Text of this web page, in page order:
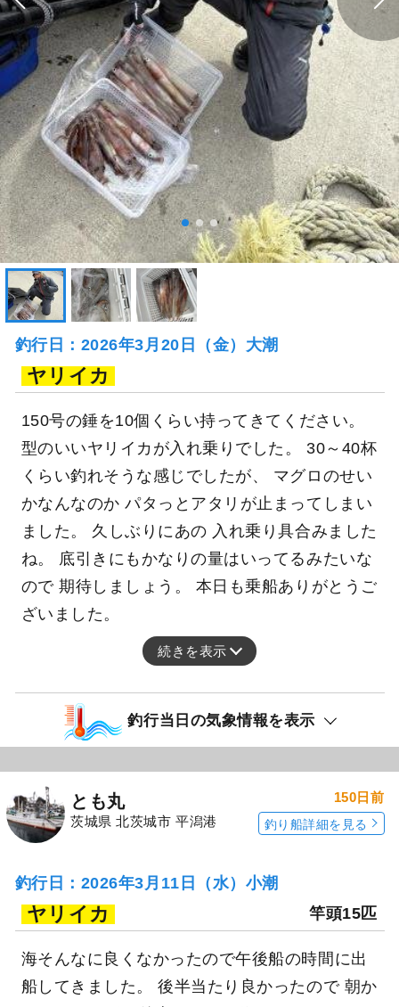
釣行日：2026年3月20日（金）大潮
ヤリイカ
150号の錘を10個くらい持ってきてください。
型のいいヤリイカが入れ乗りでした。 30～40杯
くらい釣れそうな感じでしたが、 マグロのせい
かなんなのか パタっとアタリが止まってしまい
ました。 久しぶりにあの 入れ乗り具合みました
ね。 底引きにもかなりの量はいってるみたいな
ので 期待しましょう。 本日も乗船ありがとうご
ざいました。
続きを表示
釣行当日の気象情報を表示
とも丸
茨城県 北茨城市 平潟港
150日前
釣り船詳細を見る
釣行日：2026年3月11日（水）小潮
ヤリイカ 竿頭15匹
海そんなに良くなかったので午後船の時間に出
船してきました。 後半当たり良かったので 朝か